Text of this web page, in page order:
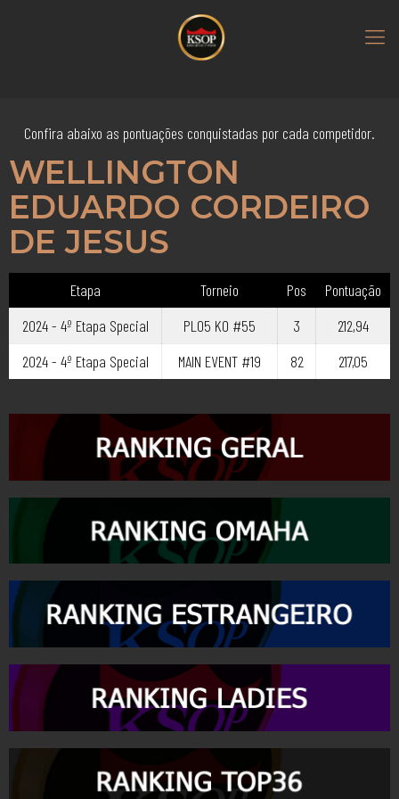
Confira abaixo as pontuações conquistadas por cada competidor.
WELLINGTON
EDUARDO CORDEIRO
DE JESUS
Etapa Torneio Pos
Pontuação
2024 - 4º Etapa Special
PLO5 KO #55 3
212,94
2024 - 4º Etapa Special
MAIN EVENT #19 82 217,05